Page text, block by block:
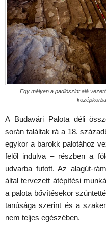
Egy mélyen a padlószint alá
A Budavári Palota déli
során találtak rá a 18.
egykor a barokk palotához
felől indulva – részben a
udvarba futott. Az alagút-
által tervezett átépítési
a palota bővítésekor
tanúsága szerint és a
nem teljes egészében.